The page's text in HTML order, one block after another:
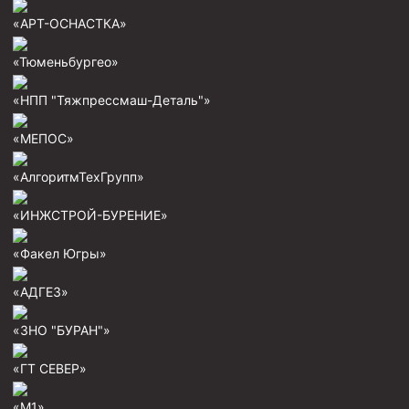
Пробки цементировочные
Скребки корончатые СК и тросовые СТ
Башмаки колонные
Инструмент для бурения и КРС (ловильный, аварийный)
Перья для резки кабеля
Шаблоны колонные
Пауки механические
Желонки
«АРТ-ОСНАСТКА»
«Тюменьбургео»
«НПП "Тяжпрессмаш-Деталь"»
«МЕПОС»
«АлгоритмТехГрупп»
«ИНЖСТРОЙ-БУРЕНИЕ»
«Факел Югры»
«АДГЕЗ»
«ЗНО "БУРАН"»
«ГТ СЕВЕР»